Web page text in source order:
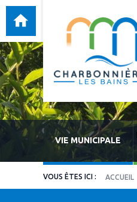
VIE MUNICIPALE
ACCUEIL